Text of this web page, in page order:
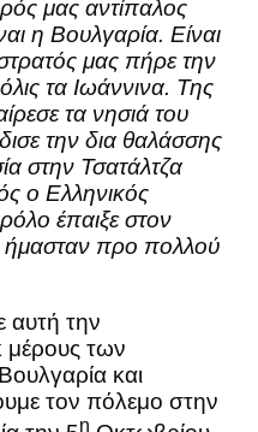
μας αντίπαλος
η Βουλγαρία. Είναι
μας πήρε την
τα Ιωάννινα. Της
τα νησιά του
την δια θαλάσσης
στην Τσατάλτζα
ο Ελληνικός
έπαιξε στον
προ πολλού
αυτή την
μέρους των
και
τον πόλεμο στην
η